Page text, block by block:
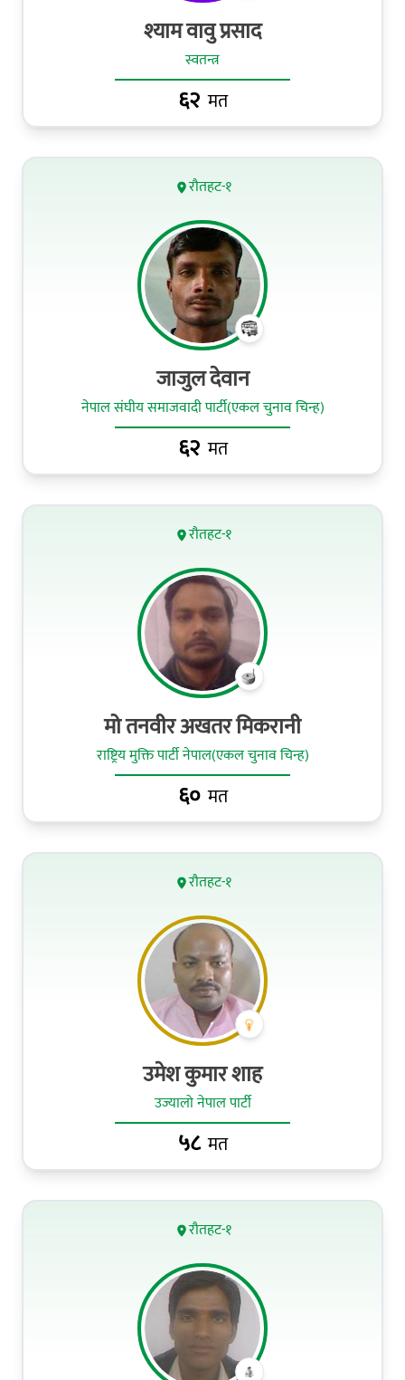
श्याम वावु प्रसाद
स्वतन्त्र
६२ मत
रौतहट-१
जाजुल देवान
नेपाल संघीय समाजवादी पार्टी(एकल चुनाव चिन्ह)
६२ मत
रौतहट-१
मो तनवीर अखतर मिकरानी
राष्ट्रिय मुक्ति पार्टी नेपाल(एकल चुनाव चिन्ह)
६० मत
रौतहट-१
उमेश कुमार शाह
उज्यालो नेपाल पार्टी
५८मत
रौतहट-१